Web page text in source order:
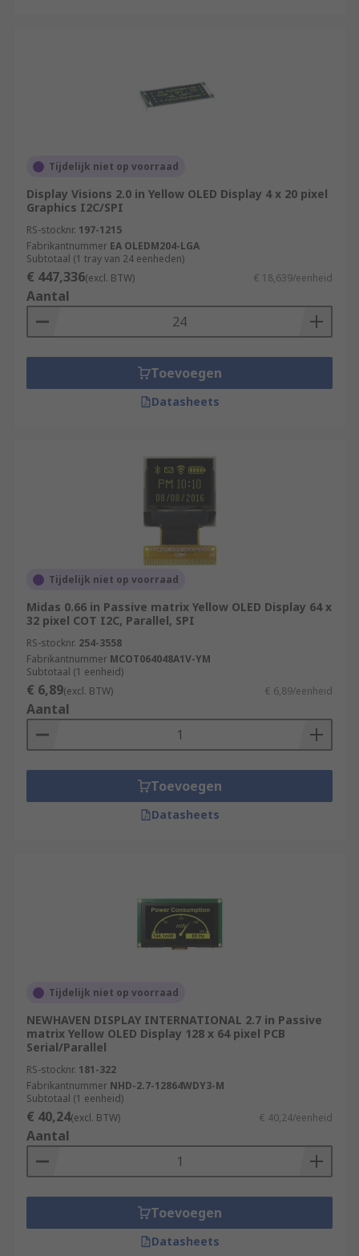
Tijdelijk niet op voorraad
Display Visions 2.0 in Yellow OLED Display 4 x 20 pixel
Graphics I2C/SPI
RS-stocknr. 197-1215
Fabrikantnummer EA OLEDM204-LGA
Subtotaal (1 tray van 24 eenheden)
€ 447,336(excl. BTW) € 18,639/eenheid
Aantal
Toevoegen
Datasheets
Tijdelijk niet op voorraad
Midas 0.66 in Passive matrix Yellow OLED Display 64 x
32 pixel COT I2C, Parallel, SPI
RS-stocknr. 254-3558
Fabrikantnummer MCOT064048A1V-YM
Subtotaal (1 eenheid)
€ 6,89(excl. BTW) € 6,89/eenheid
Aantal
Toevoegen
Datasheets
Tijdelijk niet op voorraad
NEWHAVEN DISPLAY INTERNATIONAL 2.7 in Passive
matrix Yellow OLED Display 128 x 64 pixel PCB
Serial/Parallel
RS-stocknr. 181-322
Fabrikantnummer NHD-2.7-12864WDY3-M
Subtotaal (1 eenheid)
€ 40,24(excl. BTW) € 40,24/eenheid
Aantal
Toevoegen
Datasheets